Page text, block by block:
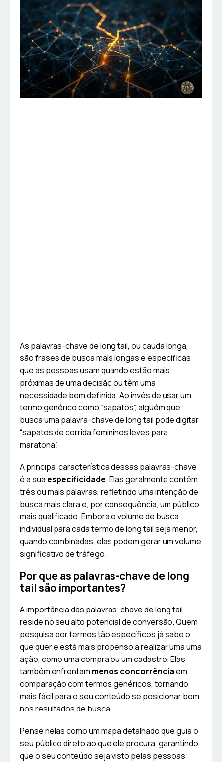
As palavras-chave de long tail, ou cauda longa,
são frases de busca mais longas e específicas
que as pessoas usam quando estão mais
próximas de uma decisão ou têm uma
necessidade bem definida. Ao invés de usar um
termo genérico como “sapatos”, alguém que
busca uma palavra-chave de long tail pode digitar
“sapatos de corrida femininos leves para
maratona”.
A principal característica dessas palavras-chave
é a sua especificidade. Elas geralmente contêm
três ou mais palavras, refletindo uma intenção de
busca mais clara e, por consequência, um público
mais qualificado. Embora o volume de busca
individual para cada termo de long tail seja menor,
quando combinadas, elas podem gerar um volume
significativo de tráfego.
Por que as palavras-chave de long
tail são importantes?
A importância das palavras-chave de long tail
reside no seu alto potencial de conversão. Quem
pesquisa por termos tão específicos já sabe o
que quer e está mais propenso a realizar uma uma
ação, como uma compra ou um cadastro. Elas
também enfrentam menos concorrênciaem
comparação com termos genéricos, tornando
mais fácil para o seu conteúdo se posicionar bem
nos resultados de busca.
Pense nelas como um mapa detalhado que guia o
seu público direto ao que ele procura, garantindo
que o seu conteúdo seja visto pelas pessoas